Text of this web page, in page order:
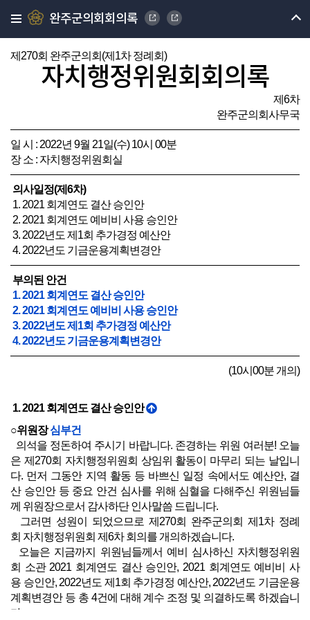
완주군의회회의록
제270회 완주군의회(제1차 정례회)
자치행정위원회회의록
제6차
완주군의회사무국
일 시 : 2022년 9월 21일(수) 10시 00분
장 소 : 자치행정위원회실
의사일정(제6차)
1. 2021 회계연도 결산 승인안
2. 2021 회계연도 예비비 사용 승인안
3. 2022년도 제1회 추가경정 예산안
4. 2022년도 기금운용계획변경안
부의된 안건
1. 2021 회계연도 결산 승인안
2. 2021 회계연도 예비비 사용 승인안
3. 2022년도 제1회 추가경정 예산안
4. 2022년도 기금운용계획변경안
(10시00분 개의)
1. 2021 회계연도 결산 승인안
○위원장심부건
의석을 정돈하여 주시기 바랍니다. 존경하는 위원 여러분! 오늘
은 제270회 자치행정위원회 상임위 활동이 마무리 되는 날입니
다. 먼저 그동안 지역 활동 등 바쁘신 일정 속에서도 예산안, 결
산 승인안 등 중요 안건 심사를 위해 심혈을 다해주신 위원님들
께 위원장으로서 감사하단 인사말씀 드립니다.
그러면 성원이 되었으므로 제270회 완주군의회 제1차 정례
회 자치행정위원회 제6차 회의를 개의하겠습니다.
오늘은 지금까지 위원님들께서 예비 심사하신 자치행정위원
회 소관 2021 회계연도 결산 승인안, 2021 회계연도 예비비 사
용 승인안, 2022년도 제1회 추가경정 예산안, 2022년도 기금운용
계획변경안 등 총 4건에 대해 계수 조정 및 의결하도록 하겠습니
다.